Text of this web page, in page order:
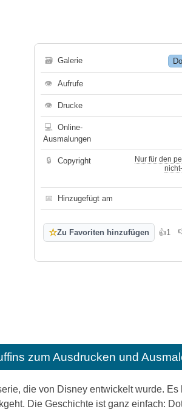
🗃 Galerie
👁 Aufrufe
👁 Drucke
💻
Online-
Ausmalungen
🔒 Copyright
Nur für den
📅 Hinzugefügt am
☆Zu Favoriten hinzufügen 👍1
zum Ausdrucken und
die von Disney entwickelt wurde.
Die Geschichte ist ganz einfach: